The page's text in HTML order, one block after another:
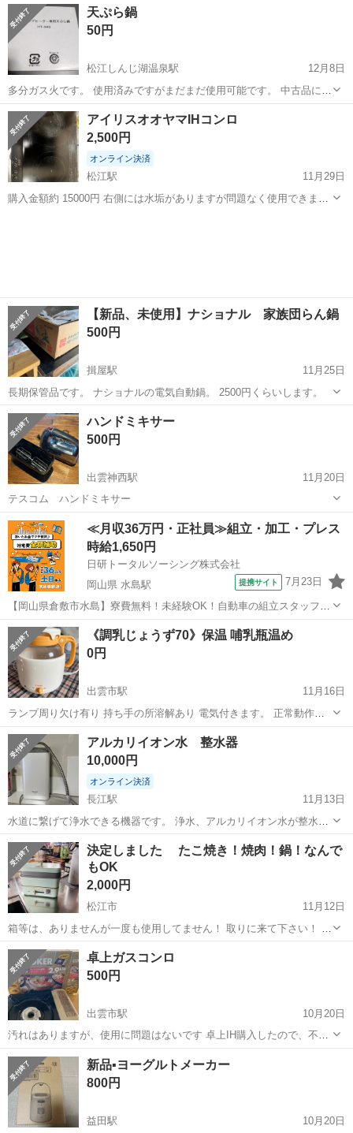
等はあります。 5枚目の写真は氷が出来るか確認...
島根 雲南市 木次駅
天ぷら鍋
50円
松江しんじ湖温泉駅
12月8日
多分ガス火です。 使用済みですがまだまだ使用可能です。 中古品にご
理解ある方のみご購入ください。 調理家電 天ぷら鍋 鍋
島根 松江市 松江しんじ湖温泉駅
使用済み
アイリスオオヤマIHコンロ
2,500円
オンライン決済
松江駅
11月29日
購入金額約 15000円 右側には水垢がありますが問題なく使用できます
【新品、未使用】ナショナル 家族団らん鍋
500円
揖屋駅
11月25日
長期保管品です。 ナショナルの電気自動鍋。 2500円くらいします。
島根 松江市 揖屋駅 キッチン家電
ハンドミキサー
500円
出雲神西駅
11月20日
テスコム ハンドミキサー
島根 出雲市 出雲神西駅 キッチン家電 ハンドミキサー
≪月収36万円・正社員≫組立・加工・プレス
時給1,650円
日研トータルソーシング株式会社
岡山県 水島駅
提携サイト 7月23日
【岡山県倉敷市水島】寮費無料！未経験OK！自動車の組立スタッフ
《お仕事No.NS0089》 お仕事について 車の組立作業です。専用レール
に乗って流れてくる車の骨組みに、車内外の各部品・ハンドル・足回
り・ドア・シートなどの各...
岡山 倉敷市 水島駅 その他
《調乳じょうず70》保温 哺乳瓶温め
0円
出雲市駅
11月16日
ランプ周り欠け有り 持ち手の所溶解あり 電気付きます。 正常動作が
どのようなものか分からないですが、お湯保温できます。 傷物ですの
で画像確認の上、了承いただける方へ差し上げます。 画像の現状渡し
です。 2025/11/...
島根 出雲市 出雲市駅 キッチン家電
アルカリイオン水 整水器
10,000円
オンライン決済
長江駅
11月13日
水道に繋げて浄水できる機器です。 浄水、アルカリイオン水が整水で
きます。 2年に一度交換するカートリッジは 今年の夏にかえたばかり
です。 定価59400円 昨年６月に家電量販店で購入したものです。 引...
島根 松江市 長江駅 キッチン家電 アルカリイオン水
決定しました たこ焼き！焼肉！鍋！なんで
もOK
2,000円
松江市
11月12日
箱等は、ありませんが一度も使用してません！ 取りに来て下さい！ め
んどくさい質問やめて下さい
島根 松江市 キッチン家電
卓上ガスコンロ
500円
出雲市駅
10月20日
汚れはありますが、使用に問題はないです 卓上IH購入したので、不要
になりました
島根 出雲市 出雲市駅 キッチン家電
新品▪️ヨーグルトメーカー
800円
益田駅 10月20日